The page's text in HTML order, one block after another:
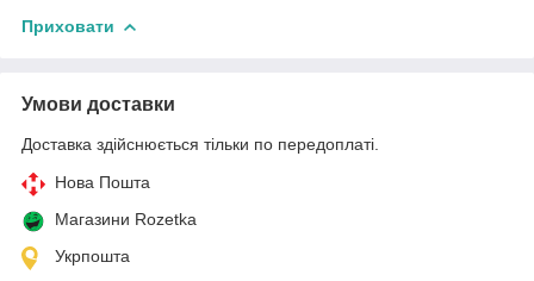
Приховати
Умови доставки
Доставка здійснюється тільки по передоплаті.
Нова Пошта
Магазини Rozetka
Укрпошта